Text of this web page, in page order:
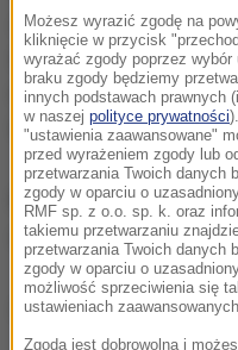
zatrzymania sprawca
karoserię
rzecznik prasowa
Wrocławiu Małgorzata
Prokuratura złożył do
areszt. Sąd rozpatrzy
Dalsza część artykułu
Możesz wyrazić zgodę na
kliknięcie w przycisk
wyrażać zgody poprzez
braku zgody będziemy
innych podstawach prawnych
w naszej polityce prywatności
"ustawienia zaawansowane"
przed wyrażeniem zgody lub
przetwarzania Twoich danych
zgody w oparciu o
RMF sp. z o.o. sp. k. oraz
takiemu przetwarzaniu
przetwarzania Twoich danych
zgody w oparciu o
możliwość sprzeciwienia się
ustawieniach zaawansowanych.
Zgoda jest dobrowolna i